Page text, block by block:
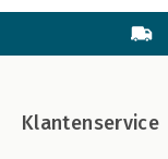
Klantenservice